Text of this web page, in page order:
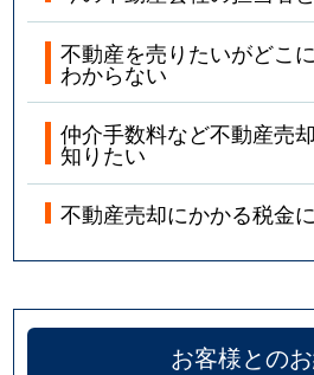
不動産を売りたいがどこ
わからない
仲介手数料など不動産売
知りたい
不動産売却にかかる税金
お客様との